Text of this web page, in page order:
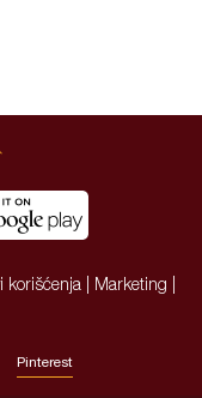
korišćenja Marketing
Pinterest